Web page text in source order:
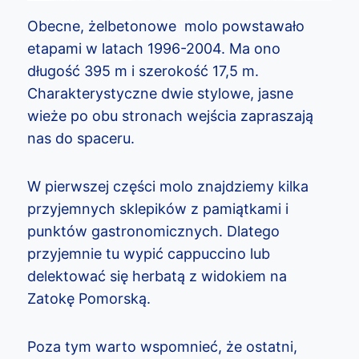
Obecne, żelbetonowe molo powstawało
etapami w latach 1996-2004. Ma ono
długość 395 m i szerokość 17,5 m.
Charakterystyczne dwie stylowe, jasne
wieże po obu stronach wejścia zapraszają
nas do spaceru.
W pierwszej części molo znajdziemy kilka
przyjemnych sklepików z pamiątkami i
punktów gastronomicznych. Dlatego
przyjemnie tu wypić cappuccino lub
delektować się herbatą z widokiem na
Zatokę Pomorską.
Poza tym warto wspomnieć, że ostatni,